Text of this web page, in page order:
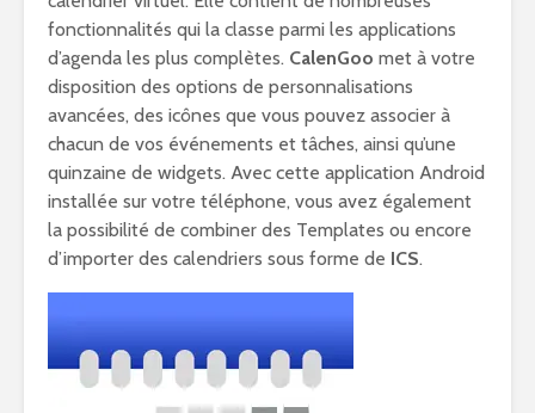
fonctionnalités qui la classe parmi les applications
d’agenda les plus complètes. CalenGoo met à votre
disposition des options de personnalisations
avancées, des icônes que vous pouvez associer à
chacun de vos événements et tâches, ainsi qu’une
quinzaine de widgets. Avec cette application Android
installée sur votre téléphone, vous avez également
la possibilité de combiner des Templates ou encore
d’importer des calendriers sous forme de ICS.